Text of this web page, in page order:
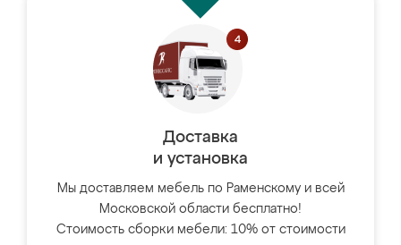
Доставка
и установка
Мы доставляем мебель по Раменскому и всей
Московской области бесплатно!
Стоимость сборки мебели: 10% от стоимости